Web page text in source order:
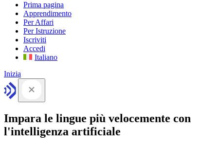
Prima pagina
Apprendimento
Per Affari
Per Istruzione
Iscriviti
Accedi
Italiano
Inizia
Impara le lingue più velocemente con
l'intelligenza artificiale